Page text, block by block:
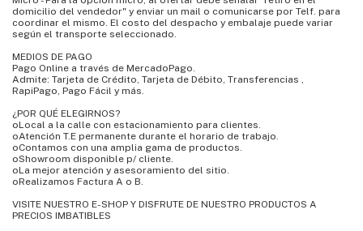
domicilio del vendedor" y enviar un mail o comunicarse por Telf. para
coordinar el mismo. El costo del despacho y embalaje puede variar
según el transporte seleccionado.
MEDIOS DE PAGO
Pago Online a través de MercadoPago.
Admite: Tarjeta de Crédito, Tarjeta de Débito, Transferencias ,
RapiPago, Pago Fácil y más.
¿POR QUÉ ELEGIRNOS?
oLocal a la calle con estacionamiento para clientes.
oAtención T.E permanente durante el horario de trabajo.
oContamos con una amplia gama de productos.
oShowroom disponible p/ cliente.
oLa mejor atención y asesoramiento del sitio.
oRealizamos Factura A o B.
VISITE NUESTRO E-SHOP Y DISFRUTE DE NUESTRO PRODUCTOS A
PRECIOS IMBATIBLES